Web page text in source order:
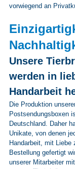
vorwiegend an
Unsere
werden in
Handarbeit
Die Produktion
Postsendungsboxen
Deutschland. Daher
Unikate, von denen
Handarbeit, mit Liebe
Bestellung gefertigt
unserer Mitarbeiter